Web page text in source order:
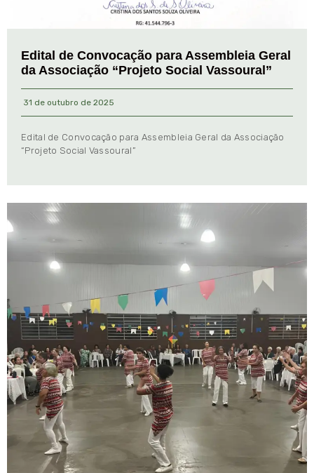
Edital de Convocação para Assembleia Geral
da Associação “Projeto Social Vassoural”
31 de outubro de 2025
Edital de Convocação para Assembleia Geral da Associação
“Projeto Social Vassoural”